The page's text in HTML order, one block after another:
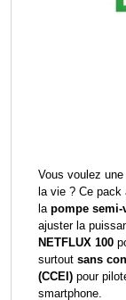
Vous voulez une
la vie ? Ce
la pompe semi-
ajuster la
NETFLUX 100
surtout sans
(CCEI) pour
smartphone.